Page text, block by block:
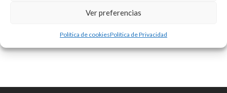
Ver preferencias
Política de cookiesPolítica de Privacidad